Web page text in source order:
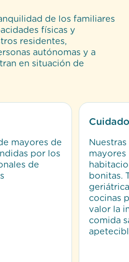
de los familiares
físicas y
residentes,
autónomas y a
en situación de
mayores de
por los
de
mayores
bonitas.
cocinas
valor la
comida